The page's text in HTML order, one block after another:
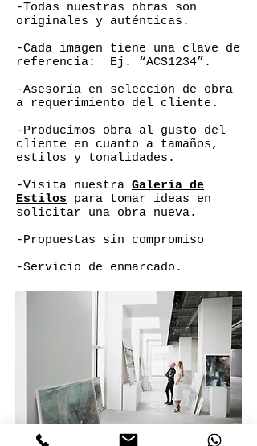
-Todas nuestras obras son
originales y auténticas.
-Cada imagen tiene una clave de
referencia: Ej. “ACS1234”.
-Asesoría en selección de obra
a requerimiento del cliente.
-Producimos obra al gusto del
cliente en cuanto a tamaños,
estilos y tonalidades.
-Visita nuestra Galería de
Estilos para tomar ideas en
solicitar una obra nueva.
-Propuestas sin compromiso
-Servicio de enmarcado.